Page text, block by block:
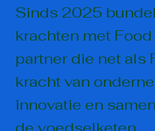
Sinds 2025
krachten met
partner die net als
kracht van
innovatie en